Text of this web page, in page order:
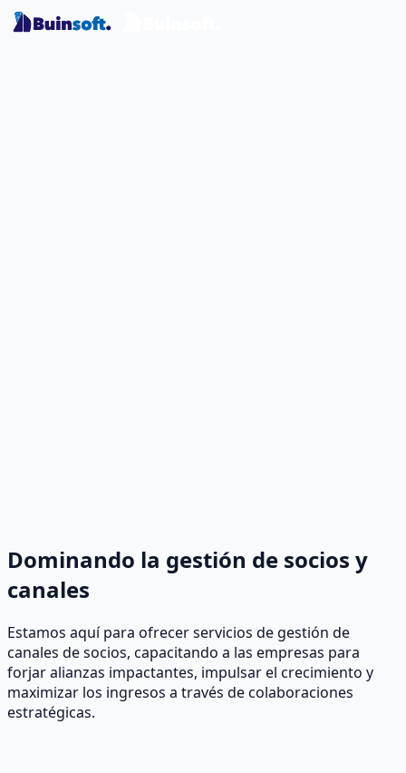
Dominando la gestión de socios y
canales
Estamos aquí para ofrecer servicios de gestión de
canales de socios, capacitando a las empresas para
forjar alianzas impactantes, impulsar el crecimiento y
maximizar los ingresos a través de colaboraciones
estratégicas.